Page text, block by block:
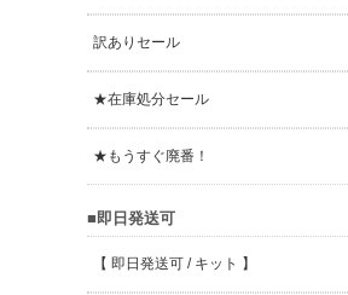
訳ありセール
★在庫処分セール
★もうすぐ廃番！
■即日発送可
【 即日発送可 / キット 】